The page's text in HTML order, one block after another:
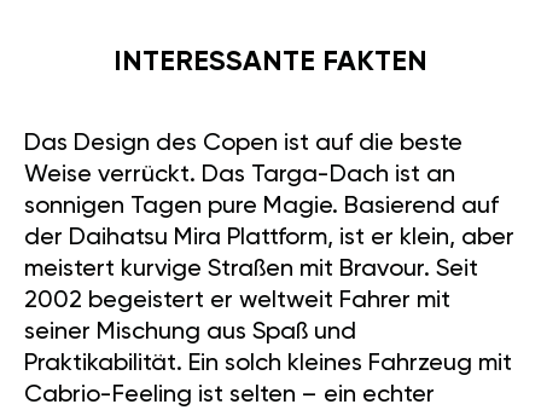
INTERESSANTE FAKTEN
Das Design des Copen ist auf die beste
Weise verrückt. Das Targa-Dach ist an
sonnigen Tagen pure Magie. Basierend auf
der Daihatsu Mira Plattform, ist er klein, aber
meistert kurvige Straßen mit Bravour. Seit
2002 begeistert er weltweit Fahrer mit
seiner Mischung aus Spaß und
Praktikabilität. Ein solch kleines Fahrzeug mit
Cabrio-Feeling ist selten – ein echter